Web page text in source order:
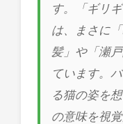
す。「ギリ
は、まさに
髪」や「瀬
ています。
る猫の姿を
の意味を視